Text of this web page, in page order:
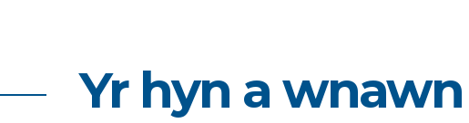
Yr hyn a wnawn